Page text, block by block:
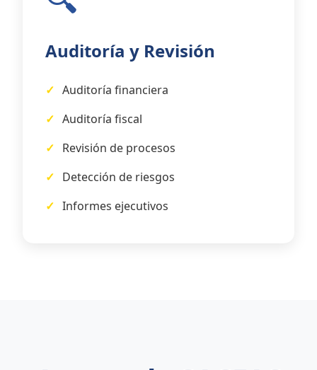
Auditoría y Revisión
Auditoría financiera
Auditoría fiscal
Revisión de procesos
Detección de riesgos
Informes ejecutivos